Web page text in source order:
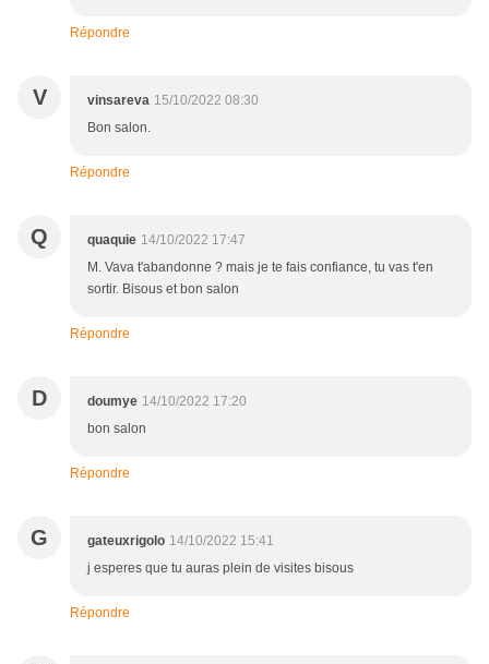
Répondre
V vinsareva 15/10/2022 08:30
Bon salon.
Répondre
Q quaquie 14/10/2022 17:47
M. Vava t'abandonne ? mais je te fais confiance, tu vas t'en
sortir. Bisous et bon salon
Répondre
D doumye 14/10/2022 17:20
bon salon
Répondre
G gateuxrigolo 14/10/2022 15:41
j esperes que tu auras plein de visites bisous
Répondre